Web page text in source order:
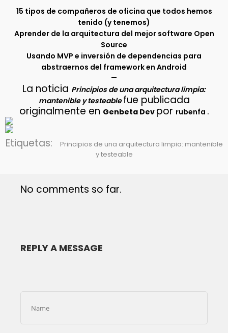
15 tipos de compañeros de oficina que todos hemos
tenido (y tenemos)
Aprender de la arquitectura del mejor software Open
Source
Usando MVP e inversión de dependencias para
abstraernos del framework en Android
–
La noticia Principios de una arquitectura limpia:
mantenible y testeablefue publicada
originalmente en Genbeta Dev por rubenfa .
Etiquetas:
Principios de una arquitectura limpia: mantenible
y testeable
No comments so far.
REPLY A MESSAGE